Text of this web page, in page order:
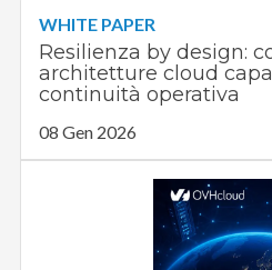
WHITE PAPER
Resilienza by design:
architetture cloud
continuità operativa
08 Gen 2026